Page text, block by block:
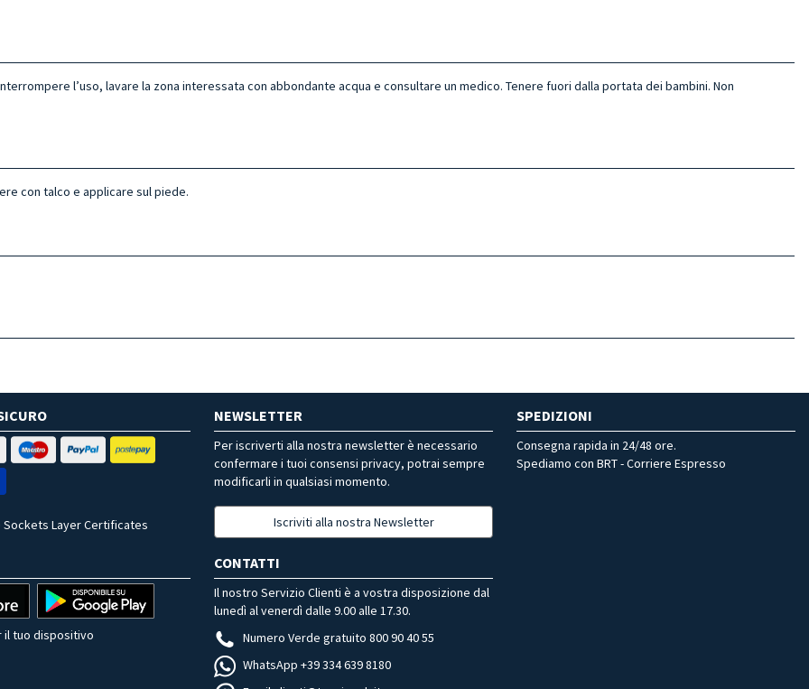
l’uso, lavare la zona interessata con abbondante acqua e consultare un medico. Tenere fuori dalla portata dei bambini. Non
con talco e applicare sul piede.
Sockets Layer Certificates
NEWSLETTER
Per iscriverti alla nostra newsletter è necessario
confermare i tuoi consensi privacy, potrai sempre
modificarli in qualsiasi momento.
Iscriviti alla nostra Newsletter
SPEDIZIONI
Consegna rapida in 24/48 ore.
Spediamo con BRT - Corriere Espresso
il tuo dispositivo
CONTATTI
Il nostro Servizio Clienti è a vostra disposizione dal
lunedì al venerdì dalle 9.00 alle 17.30.
Numero Verde gratuito 800 90 40 55
WhatsApp +39 334 639 8180